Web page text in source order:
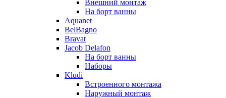
Внешний монтаж
На борт ванны
Aquanet
BelBagno
Bravat
Jacob Delafon
На борт ванны
Наборы
Kludi
Встроенного монтажа
Наружный монтаж